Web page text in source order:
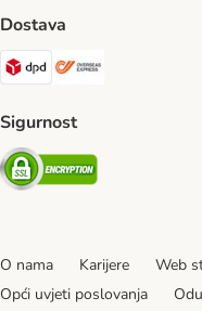
Dostava
DPD Shipping Method
Sigurnost
Security
O nama Karijere Web
Opći uvjeti poslovanja